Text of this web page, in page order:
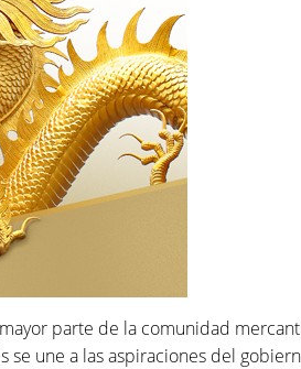
parte de la comunidad
une a las aspiraciones del